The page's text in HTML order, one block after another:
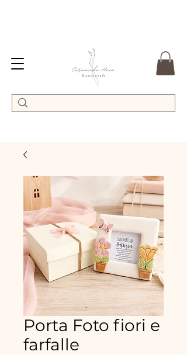
Porta Foto fiori e
farfalle